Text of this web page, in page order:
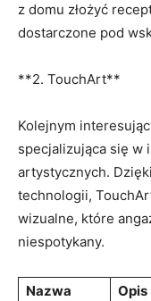
z domu złożyć
dostarczone pod
**2. TouchArt**
Kolejnym
specjalizująca się w
artystycznych.
technologii,
wizualne, które
niespotykany.
Nazwa Opis